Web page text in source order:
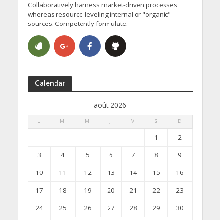
Collaboratively harness market-driven processes
whereas resource-leveling internal or "organic"
sources. Competently formulate.
Calendar
août 2026
L M M J V S D
1
2
3
4 5 6 7 8
9
10
11 12 13 14 15
16
17
18 19 20 21 22
23
24
25 26 27 28 29
30